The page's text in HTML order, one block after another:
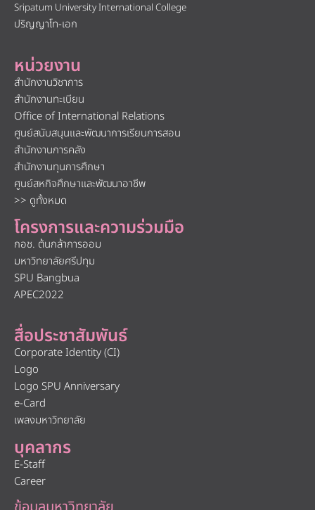
Sripatum University International College
ปริญญาโท-เอก
หน่วยงาน
สำนักงานวิชาการ
สำนักงานทะเบียน
Office of International Relations
ศูนย์สนับสนุนและพัฒนาการเรียนการสอน
สำนักงานการคลัง
สำนักงานทุนการศึกษา
ศูนย์สหกิจศึกษาและพัฒนาอาชีพ
>> ดูทั้งหมด
โครงการและความร่วมมือ
กอช. ต้นกล้าการออม
มหาวิทยาลัยศรีปทุม
SPU Bangbua
APEC2022
สื่อประชาสัมพันธ์
Corporate Identity (CI)
Logo
Logo SPU Anniversary
e-Card
เพลงมหาวิทยาลัย
บุคลากร
E-Staff
Career